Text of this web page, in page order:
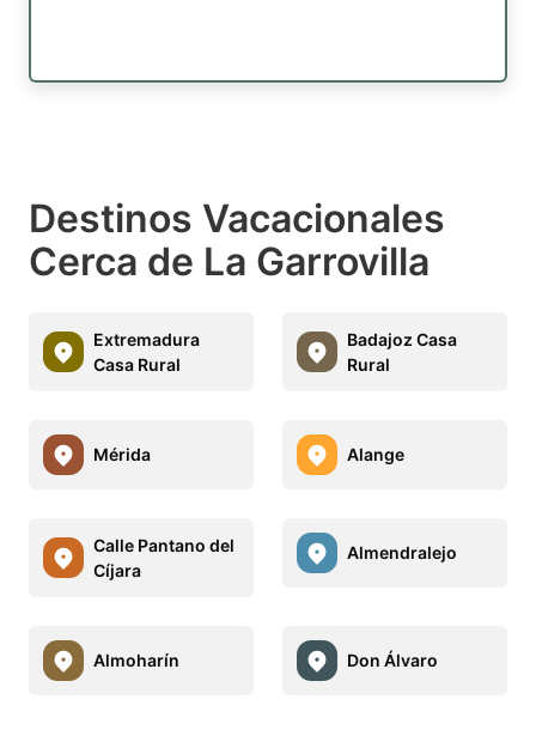
Destinos Vacacionales
Cerca de La Garrovilla
Extremadura
Casa Rural
Badajoz Casa
Rural
Mérida Alange
Calle Pantano del
Cíjara
Almendralejo
Almoharín Don Álvaro